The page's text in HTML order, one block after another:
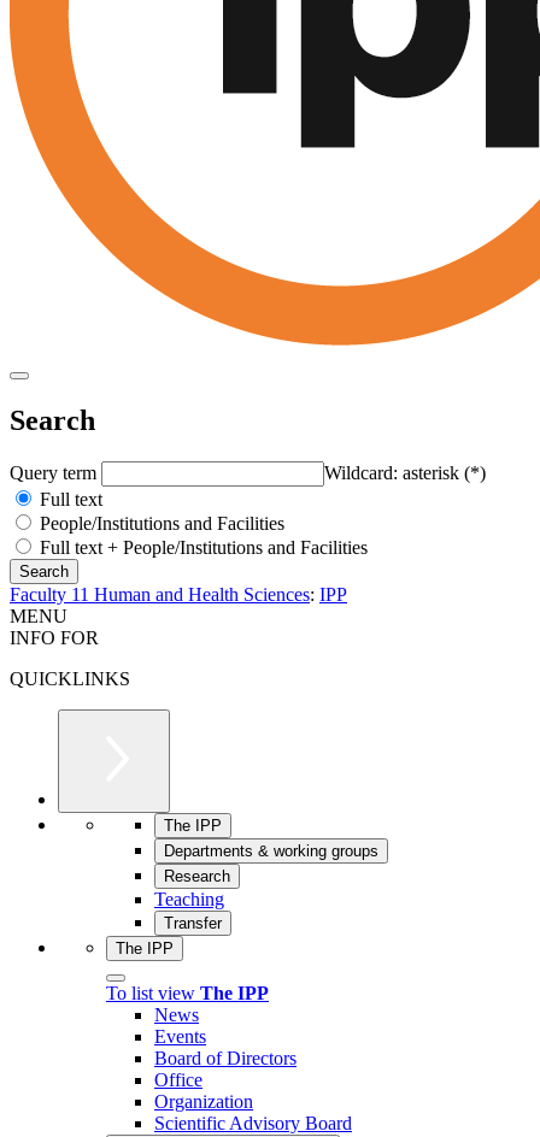
Search
Query term
Wildcard: asterisk (*)
Full text
People/Institutions and Facilities
Full text + People/Institutions and Facilities
Faculty 11 Human and Health Sciences: IPP
MENU
INFO FOR
QUICKLINKS
The IPP
Departments & working groups
Research
Teaching
Transfer
The IPP
To list view The IPP
News
Events
Board of Directors
Office
Organization
Scientific Advisory Board